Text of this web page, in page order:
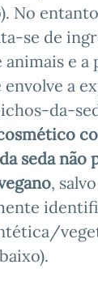
No
se de
e a
a
da-
seda não
,